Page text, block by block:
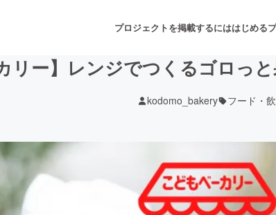
プロジェクトを掲載するにははじめる
ット ゲーム・サービス開発
リー】レンジでつくるゴロっ
kodomo_bakery フード・